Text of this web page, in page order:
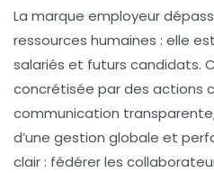
La marque employeur
ressources humaines : elle
salariés et futurs candidats.
concrétisée par des actions
communication
d’une gestion globale et
clair : fédérer les